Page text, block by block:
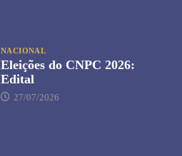
NACIONAL
Eleições do CNPC 2026:
Edital
27/07/2026